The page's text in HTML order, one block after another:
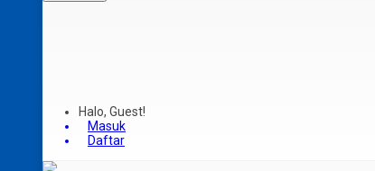
Halo, Guest!
Masuk
Daftar